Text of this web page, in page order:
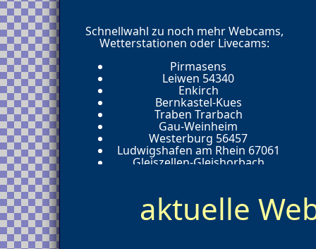
Schnellwahl zu noch mehr Webcams,
Wetterstationen oder Livecams:
Pirmasens
Leiwen 54340
Enkirch
Bernkastel-Kues
Traben Trarbach
Gau-Weinheim
Westerburg 56457
Ludwigshafen am Rhein 67061
Gleiszellen-Gleishorbach
Mainz 55116
Pirmasens 66955
Alsheim
aktuelle